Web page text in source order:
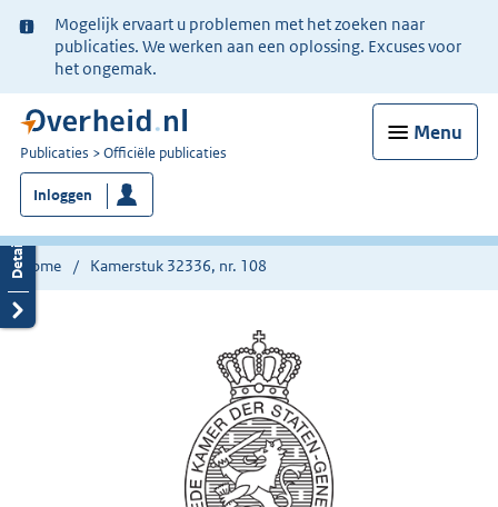
Ter
informatie:
Mogelijk ervaart u problemen met het zoeken naar
publicaties. We werken aan een oplossing. Excuses voor
het ongemak.
Menu
U
bent
nu
hier:
Publicaties Officiële publicaties
Inloggen
Home Kamerstuk 32336, nr. 108